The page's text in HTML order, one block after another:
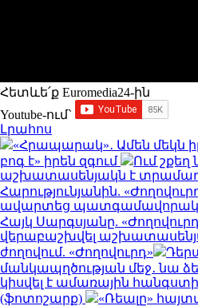
Հետևե՛ք Euromedia24-ին
Youtube-ում`
Լրահոս
«Հրապարակ»․ Ամեն մեկն
բոգ է» իրեն զգում
Ում շքեղ
աշխատասենյակն է
Հարությունյանին.
ավարտեց
Հայկ Սարգսյանը.
վերաբաշխվել
ժողովում. «Ժողովուրդ»
մանկապղծության մեջ․ նա
կիսվել է ամառային
(ֆոտոշարք)
«Ռեալը»